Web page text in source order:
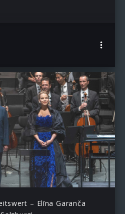
– Elīna Garanča